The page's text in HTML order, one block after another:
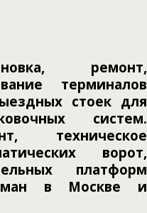
ремонт,
терминалов
стоек для
систем.
техническое
ворот,
платформ
в Москве и